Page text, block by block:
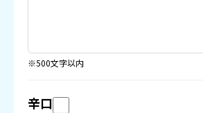
※500文字以内
辛口